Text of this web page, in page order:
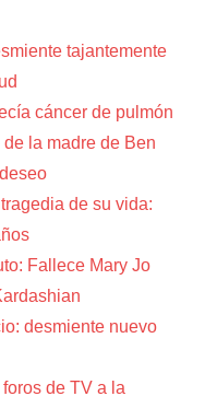
tajantemente
cáncer de pulmón
la madre de Ben
de su vida:
Fallece Mary Jo
desmiente nuevo
de TV a la